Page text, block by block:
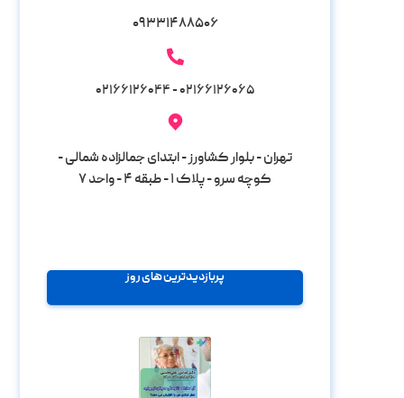
۰۹۳۳۱۴۸۸۵۰۶
۰۲۱۶۶۱۲۶۰۶۵ - ۰۲۱۶۶۱۲۶۰۴۴
تهران - بلوار کشاورز - ابتدای جمالزاده شمالی -
کوچه سرو - پلاک ۱ - طبقه ۴ - واحد ۷
پربازدیدترین های روز